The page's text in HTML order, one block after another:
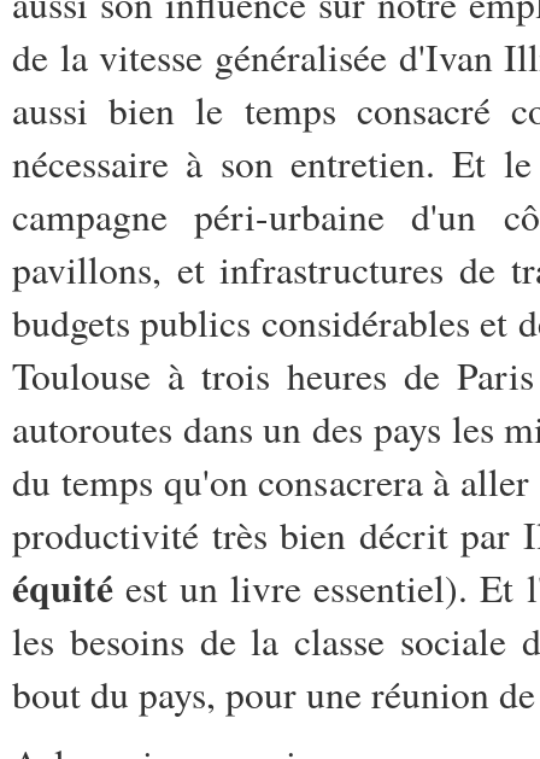
de la vitesse généralisée d'Ivan
aussi bien le temps consacré
nécessaire à son entretien. Et
campagne péri-urbaine d'un
pavillons, et infrastructures de
budgets publics considérables et
Toulouse à trois heures de
autoroutes dans un des pays les
du temps qu'on consacrera à
productivité très bien décrit par
équité est un livre essentiel). Et
les besoins de la classe sociale
bout du pays, pour une réunion